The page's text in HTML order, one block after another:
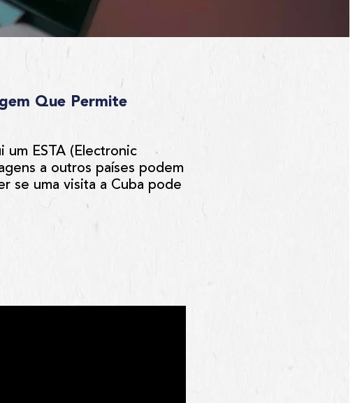
Que Permite
um ESTA (Electronic
a outros países podem
se uma visita a Cuba pode